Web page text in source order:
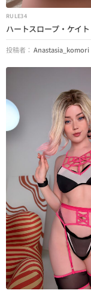
RULE34
投稿者： Anastasia_komori